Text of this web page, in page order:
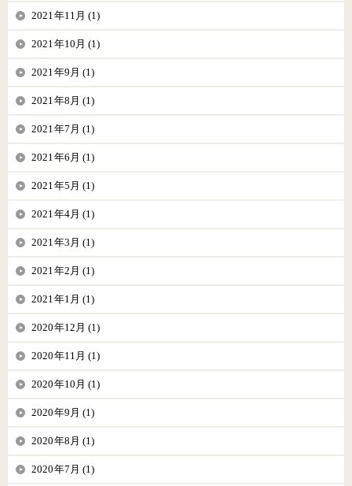
2021年11月 (1)
2021年10月 (1)
2021年9月 (1)
2021年8月 (1)
2021年7月 (1)
2021年6月 (1)
2021年5月 (1)
2021年4月 (1)
2021年3月 (1)
2021年2月 (1)
2021年1月 (1)
2020年12月 (1)
2020年11月 (1)
2020年10月 (1)
2020年9月 (1)
2020年8月 (1)
2020年7月 (1)